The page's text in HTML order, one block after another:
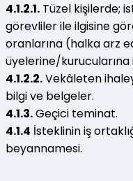
4.1.2.1. Tüzel kişilerde;
görevliler ile ilgisine
oranlarına (halka arz
üyelerine/
4.1.2.2.Vekâleten
bilgi ve belgeler.
4.1.3.Geçici teminat.
4.1.4 İsteklinin iş
beyannamesi.